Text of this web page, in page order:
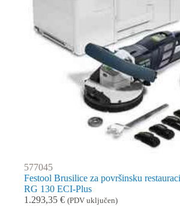
577045
Festool Brusilice za površinsku
RG 130 ECI-Plus
1.293,35 € (PDV uključen)